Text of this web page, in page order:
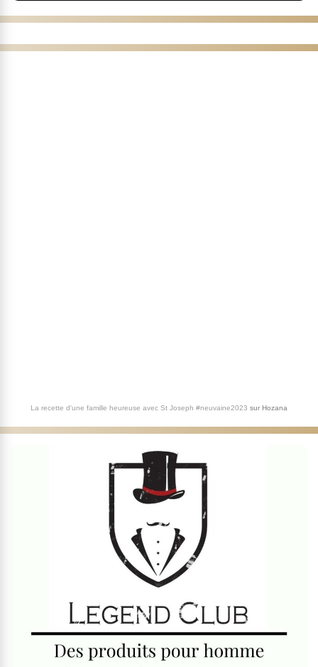
La recette d'une famille heureuse avec St Joseph #neuvaine2023 sur Hozana